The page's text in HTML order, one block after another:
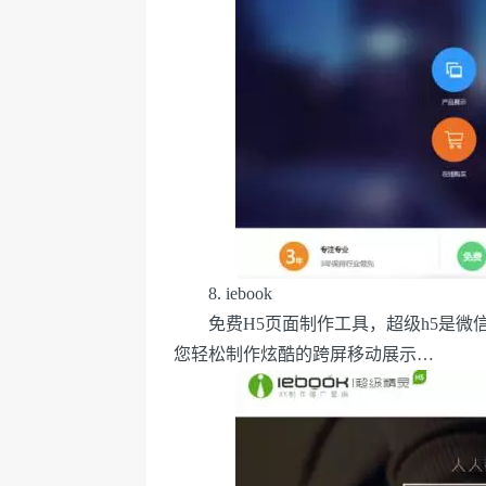
8. iebook
免费H5页面制作工具，超级h5是微信
您轻松制作炫酷的跨屏移动展示…